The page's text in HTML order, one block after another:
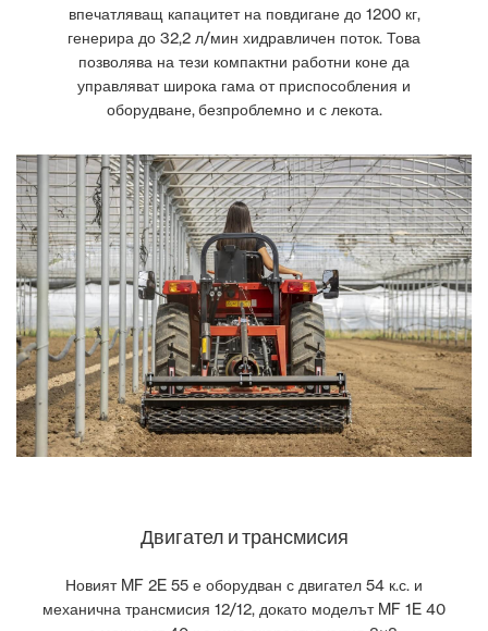
впечатляващ капацитет на повдигане до 1200 кг,
генерира до 32,2 л/мин хидравличен поток. Това
позволява на тези компактни работни коне да
управляват широка гама от приспособления и
оборудване, безпроблемно и с лекота.
Двигател и трансмисия
Новият MF 2E 55 е оборудван с двигател 54 к.с. и
механична трансмисия 12/12, докато моделът MF 1E 40